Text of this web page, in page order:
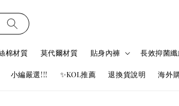
棉材質 莫代爾材質 貼身內褲 長效抑菌
小編嚴選!!! ✨KOL推薦 退換貨說明 海外